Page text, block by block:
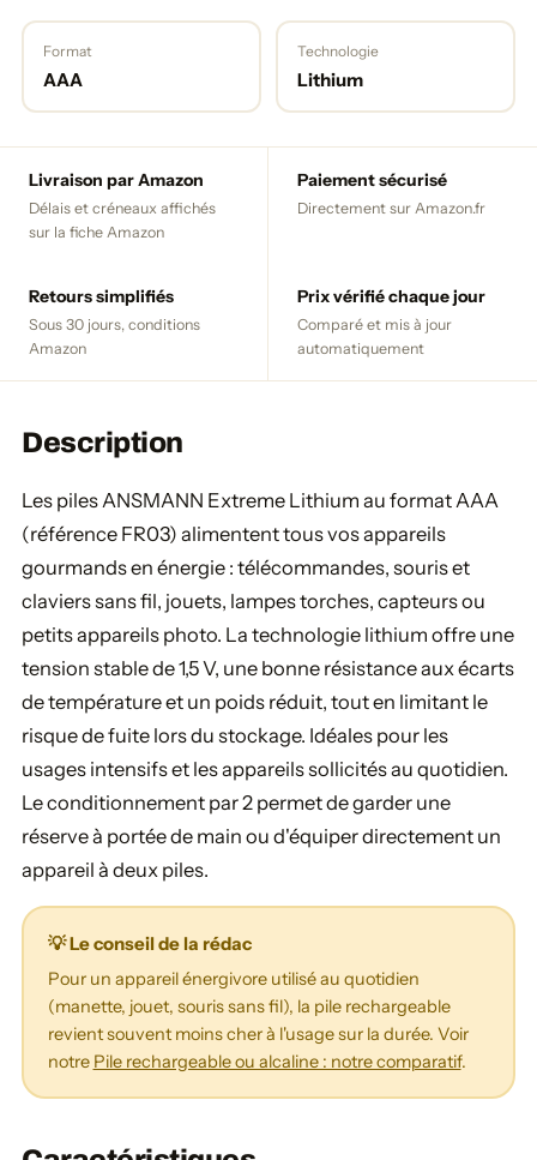
Format
AAA
Technologie
Lithium
Livraison par Amazon
Délais et créneaux affichés
sur la fiche Amazon
Paiement sécurisé
Directement sur Amazon.fr
Retours simplifiés
Sous 30 jours, conditions
Amazon
Prix vérifié chaque jour
Comparé et mis à jour
automatiquement
Description
Les piles ANSMANN Extreme Lithium au format AAA
(référence FR03) alimentent tous vos appareils
gourmands en énergie : télécommandes, souris et
claviers sans fil, jouets, lampes torches, capteurs ou
petits appareils photo. La technologie lithium offre une
tension stable de 1,5 V, une bonne résistance aux écarts
de température et un poids réduit, tout en limitant le
risque de fuite lors du stockage. Idéales pour les
usages intensifs et les appareils sollicités au quotidien.
Le conditionnement par 2 permet de garder une
réserve à portée de main ou d'équiper directement un
appareil à deux piles.
💡 Le conseil de la rédac
Pour un appareil énergivore utilisé au quotidien
(manette, jouet, souris sans fil), la pile rechargeable
revient souvent moins cher à l'usage sur la durée. Voir
notre Pile rechargeable ou alcaline : notre comparatif.